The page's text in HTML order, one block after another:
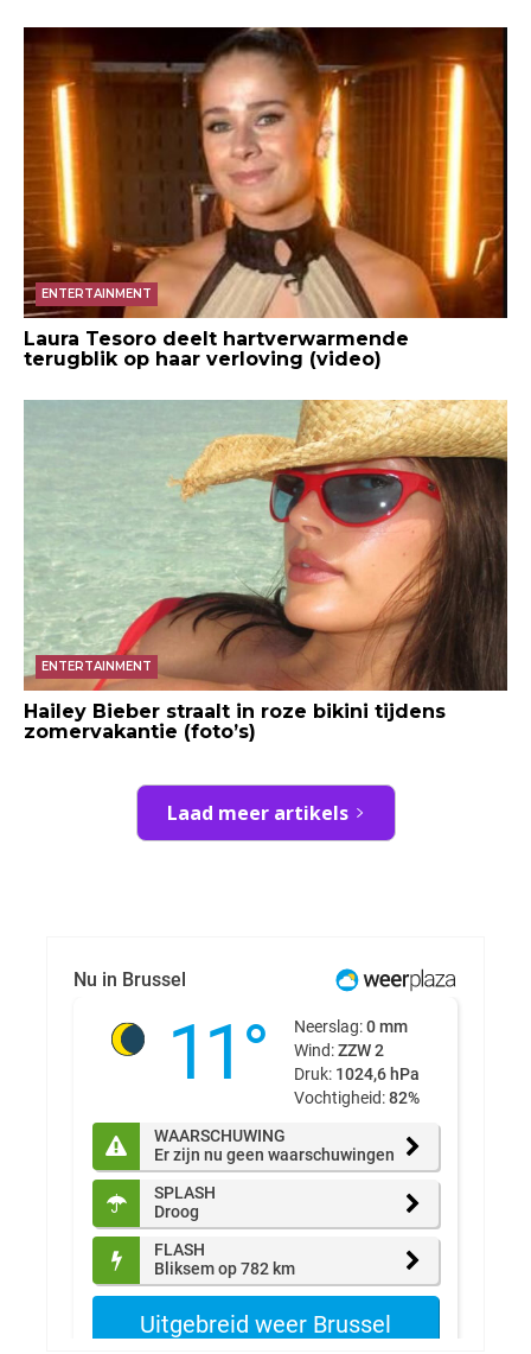
ENTERTAINMENT
Laura Tesoro deelt hartverwarmende
terugblik op haar verloving (video)
ENTERTAINMENT
Hailey Bieber straalt in roze bikini tijdens
zomervakantie (foto’s)
Laad meer artikels